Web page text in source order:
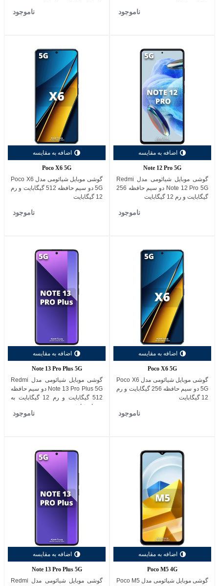
ناموجود ناموجود
اضافه به مقایسه
Note 12 Pro 5G
گوشی موبایل شیائومی مدل Redmi
Note 12 Pro 5G دو سیم حافظه 256
گیگابایت و رم 12 گیگابایت
ناموجود
اضافه به مقایسه
Poco X6 5G
گوشی موبایل شیائومی مدل Poco X6
5G دو سیم حافظه 512 گیگابایت و رم
12 گیگابایت
ناموجود
اضافه به مقایسه
Poco X6 5G
گوشی موبایل شیائومی مدل Poco X6
5G دو سیم حافظه 256 گیگابایت و رم
12 گیگابایت
ناموجود
اضافه به مقایسه
Note 13 Pro Plus 5G
گوشی موبایل شیائومی مدل Redmi
Note 13 Pro Plus 5G دو سیم حافظه
512 گیگابایت و رم 12 گیگابایت به
همراه شارژر
ناموجود
اضافه به مقایسه
Poco M5 4G
گوشی موبایل شیائومی مدل Poco M5
اضافه به مقایسه
Note 13 Pro Plus 5G
گوشی موبایل شیائومی مدل Redmi